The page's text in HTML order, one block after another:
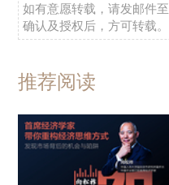
如有意愿转载，请发邮件至
确认及授权后，方可转载。
推荐阅读